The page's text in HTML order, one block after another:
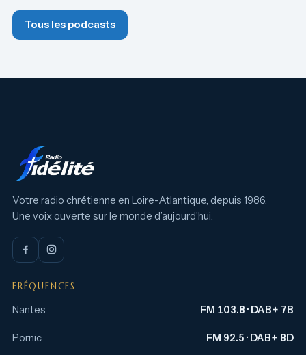
Tous les podcasts
Votre radio chrétienne en Loire-Atlantique, depuis 1986.
Une voix ouverte sur le monde d’aujourd’hui.
FRÉQUENCES
Nantes FM 103.8 · DAB+ 7B
Pornic FM 92.5 · DAB+ 8D